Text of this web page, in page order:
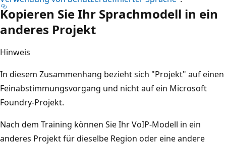
Kopieren Sie Ihr Sprachmodell in ein
anderes Projekt
Hinweis
In diesem Zusammenhang bezieht sich "Projekt" auf einen
Feinabstimmungsvorgang und nicht auf ein Microsoft
Foundry-Projekt.
Nach dem Training können Sie Ihr VoIP-Modell in ein
anderes Projekt für dieselbe Region oder eine andere